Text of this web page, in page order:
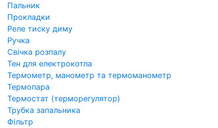
Пальник
Прокладки
Реле тиску диму
Ручка
Свічка розпалу
Тен для електрокотла
Термометр, манометр та термоманометр
Термопара
Термостат (терморегулятор)
Трубка запальника
Фільтр